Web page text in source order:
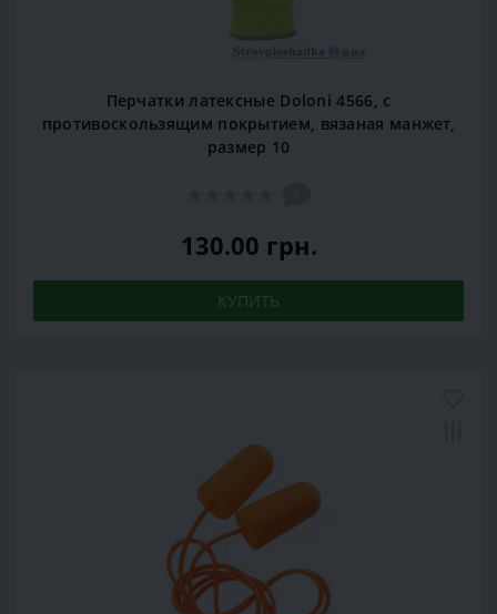
Перчатки латексные Doloni 4566, c
противоскользящим покрытием, вязаная манжет,
размер 10
130.00 грн.
КУПИТЬ